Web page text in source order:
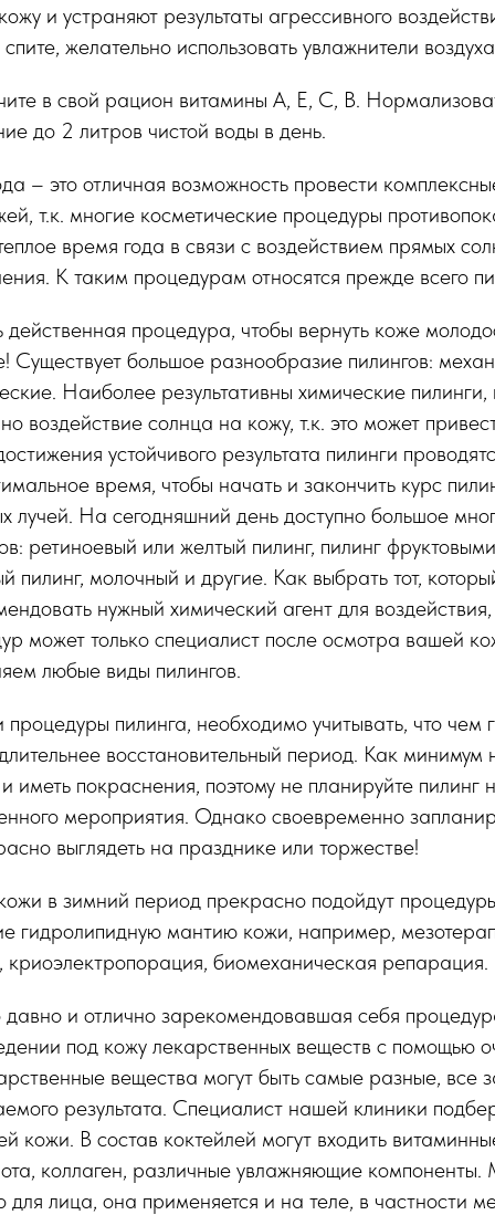
и устраняют результаты агрессивного
желательно использовать увлажнители
в свой рацион витамины А, Е, С, В.
до 2 литров чистой воды в день.
– это отличная возможность провести
т.к. многие косметические процедуры
время года в связи с воздействием прямых
К таким процедурам относятся прежде всего
процедура, чтобы вернуть коже
Существует большое разнообразие пилингов:
Наиболее результативны химические
воздействие солнца на кожу, т.к. это может
устойчивого результата пилинги
время, чтобы начать и закончить курс
лучей. На сегодняшний день доступно большое
ретиноевый или желтый пилинг, пилинг
пилинг, молочный и другие. Как выбрать тот,
нужный химический агент для
может только специалист после осмотра вашей
любые виды пилингов.
пилинга, необходимо учитывать, что чем
восстановительный период. Как
иметь покраснения, поэтому не планируйте пилинг
мероприятия. Однако своевременно
выглядеть на празднике или торжестве!
в зимний период прекрасно подойдут
гидролипидную мантию кожи, например,
криоэлектропорация, биомеханическая репарация.
и отлично зарекомендовавшая себя
под кожу лекарственных веществ с помощью
вещества могут быть самые разные, все
результата. Специалист нашей клиники
кожи. В состав коктейлей могут входить
коллаген, различные увлажняющие компоненты.
для лица, она применяется и на теле, в частности